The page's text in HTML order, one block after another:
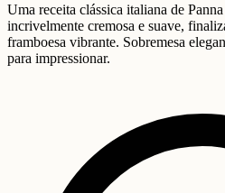
Uma receita clássica italiana de
incrivelmente cremosa e suave,
framboesa vibrante. Sobremesa
para impressionar.